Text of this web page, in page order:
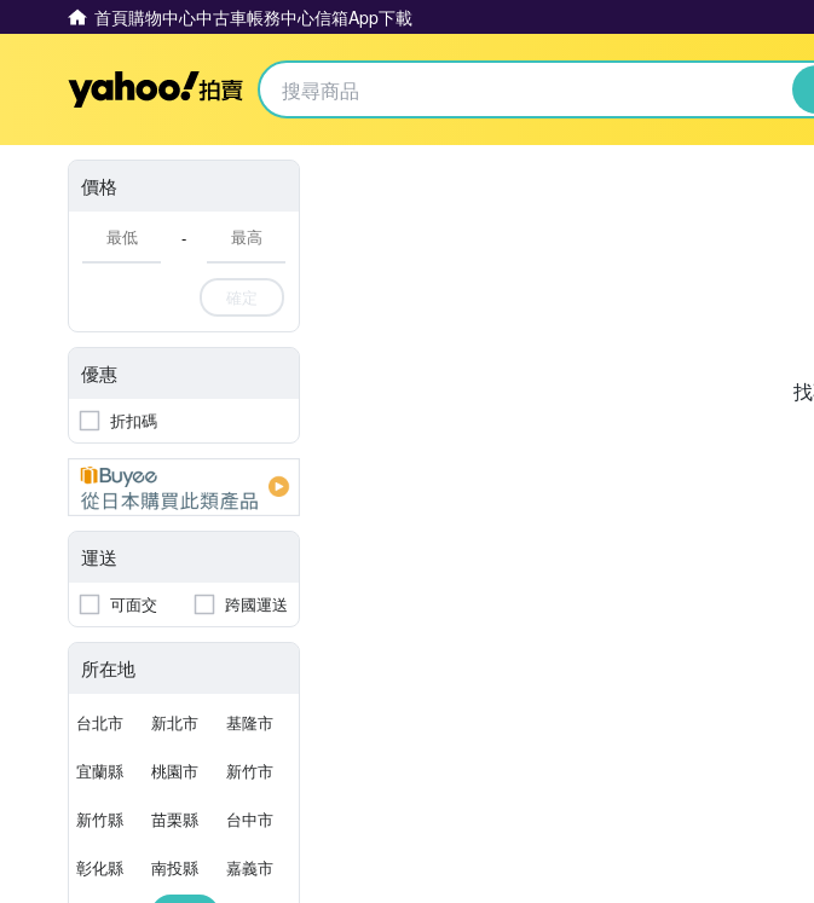
首頁購物中心中古車帳務中心信箱App下載
Yahoo拍賣
價格
-
確定
優惠
折扣碼
運送
可面交 跨國運送
所在地
台北市 新北市 基隆市
宜蘭縣 桃園市 新竹市
新竹縣 苗栗縣 台中市
彰化縣 南投縣 嘉義市